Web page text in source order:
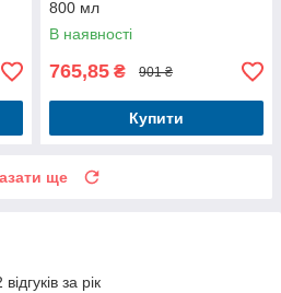
800 мл
В наявності
765,85 ₴ 901 ₴
Купити
ще
за рік